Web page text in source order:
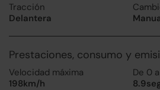
Tracción
Delantera
Prestaciones, consumo y
Velocidad máxima
198km/h
De 0